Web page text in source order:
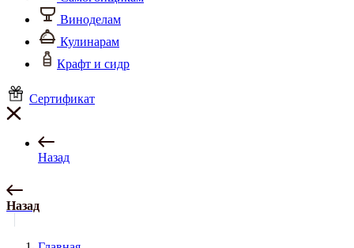
Виноделам
Кулинарам
Крафт и сидр
Сертификат
Назад
Назад